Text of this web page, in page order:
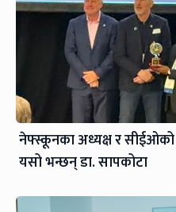
नेफ्स्कूनका अध्यक्ष र सीईओको
यसो भन्छन् डा‍. सापकोटा